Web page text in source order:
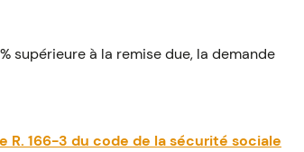
supérieure à la remise due, la demande
166-3 du code de la sécurité sociale